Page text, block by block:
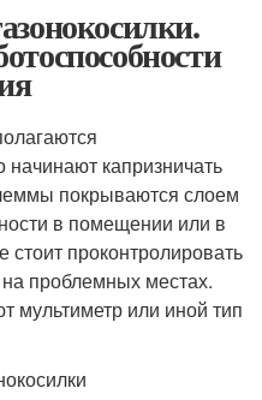
начинают капризничать
покрываются слоем
в помещении или в
проконтролировать
проблемных местах.
мультиметр или иной тип